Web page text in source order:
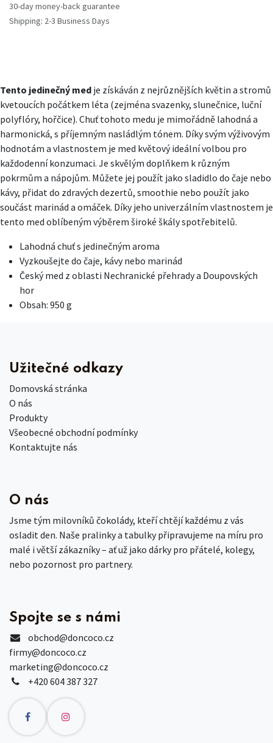
30-day money-back guarantee
Shipping: 2-3 Business Days
Tento jedinečný med je získáván z nejrůznějších květin a stromů
kvetoucích počátkem léta (zejména svazenky, slunečnice, luční
polyflóry, hořčice). Chuť tohoto medu je mimořádně lahodná a
harmonická, s příjemným nasládlým tónem. Díky svým výživovým
hodnotám a vlastnostem je med květový ideální volbou pro
každodenní konzumaci. Je skvělým doplňkem k různým
pokrmům a nápojům. Můžete jej použít jako sladidlo do čaje nebo
kávy, přidat do zdravých dezertů, smoothie nebo použít jako
součást marinád a omáček. Díky jeho univerzálním vlastnostem je
tento med oblíbeným výběrem široké škály spotřebitelů.
Lahodná chuť s jedinečným aroma
Vyzkoušejte do čaje, kávy nebo marinád
Český med z oblasti Nechranické přehrady a Doupovských
hor
Obsah: 950 g
Užitečné odkazy
Domovská stránka
O nás
Produkty
Všeobecné obchodní podmínky
Kontaktujte nás
O nás
Jsme tým milovníků čokolády, kteří chtějí každému z vás
osladit den. Naše pralinky a tabulky připravujeme na míru pro
malé i větší zákazníky – ať už jako dárky pro přátelé, kolegy,
nebo pozornost pro partnery.
Spojte se s námi
obchod@doncoco.cz
firmy@doncoco.cz
marketing@doncoco.cz
+420 604 387 327